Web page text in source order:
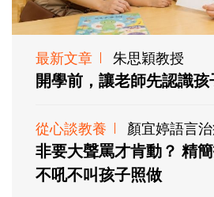
最新文章 朱思穎教授
開學前，讓老師先認識孩
從心談教養 顏宜婷語言
非要大聲罵才肯動？ 精
不吼不叫孩子照做